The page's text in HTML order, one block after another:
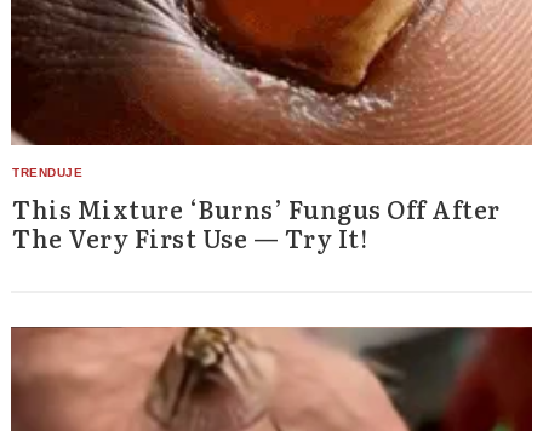
This Mixture ‘Burns’ Fungus Off After
The Very First Use — Try It!